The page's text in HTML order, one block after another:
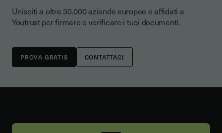
Unisciti a oltre 30.000 aziende europee e affidati a
Youtrust per firmare e verificare i tuoi documenti.
CONTATTACI